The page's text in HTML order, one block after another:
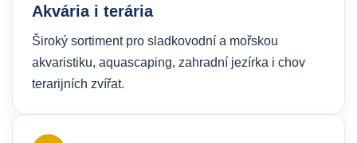
Akvária i terária
Široký sortiment pro sladkovodní a mořskou
akvaristiku, aquascaping, zahradní jezírka i chov
terarijních zvířat.